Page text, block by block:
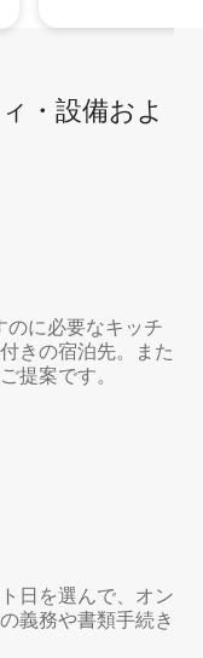
・設⁠備⁠およ
のに必要なキッチ
きの宿泊先。また
提案です。
日を選んで、オン
義務や書類手続き